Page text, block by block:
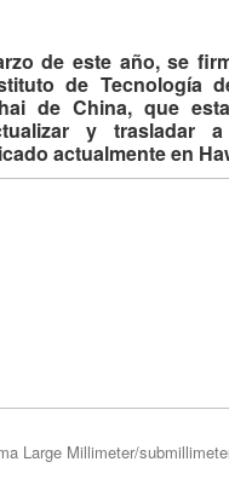
de este año, se
de Tecnología
de China, que
y trasladar
actualmente en
Large Millimeter/